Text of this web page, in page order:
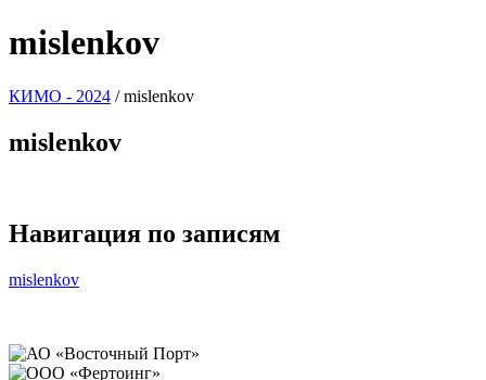
mislenkov
КИМО - 2024 /mislenkov
mislenkov
Навигация по записям
mislenkov